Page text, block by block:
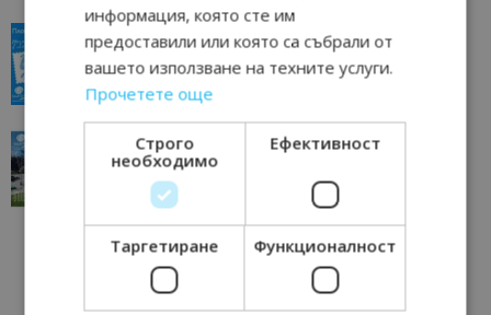
“Пощенска картичка от…”: Пловдив, градът на
всички времена
“Пощенска картичка от…”: Перник – град на
традициите, културата и вдъхновяващите...
Перник
информация, която сте им
предоставили или която са събрали от
вашето използване на техните услуги.
Прочетете още
Строго
необходимо
Ефективност
Таргетиране Функционалност